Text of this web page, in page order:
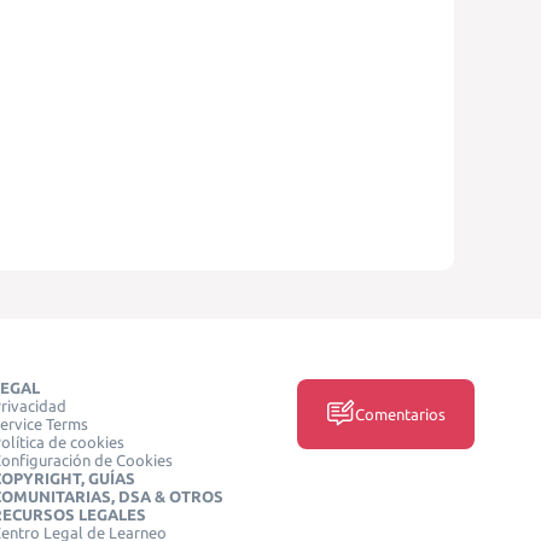
Terms
de cookies
de Cookies
GUÍAS
DSA & OTROS
LEGALES
Legal de Learneo
Comentarios